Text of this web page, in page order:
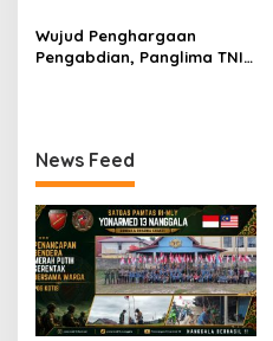
Wujud Penghargaan
Pengabdian, Panglima TNI
News Feed